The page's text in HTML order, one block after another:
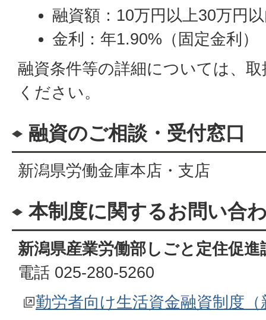
融資額：10万円以上30万円
金利：年1.90%（固定金利）
融資条件等の詳細については、
ください。
融資のご相談・受付窓口
新潟県労働金庫本店・支店
本制度に関するお問い合
新潟県産業労働部しごと定住促進
電話 025-280-5260
勤労者向け生活資金融資制度